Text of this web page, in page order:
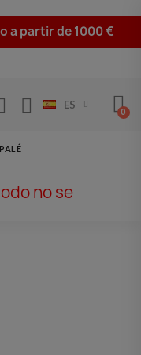
a partir de 1000 €
ES
no se